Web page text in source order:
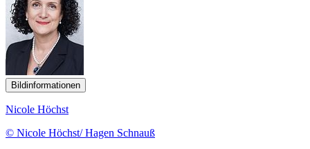
Bildinformationen
Nicole Höchst
© Nicole Höchst/ Hagen Schnauß